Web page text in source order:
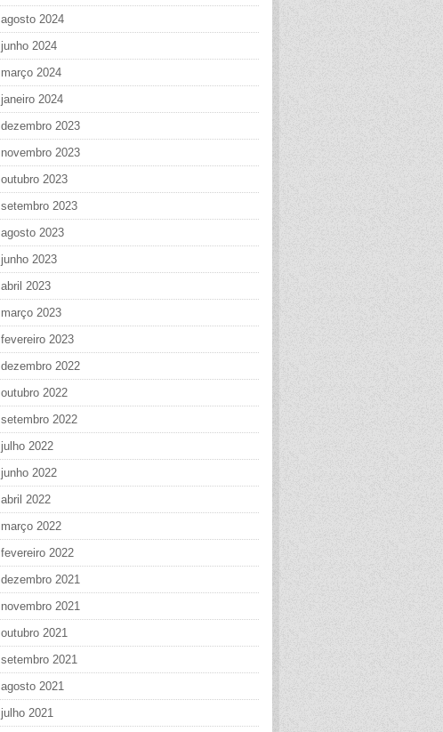
agosto 2024
junho 2024
março 2024
janeiro 2024
dezembro 2023
novembro 2023
outubro 2023
setembro 2023
agosto 2023
junho 2023
abril 2023
março 2023
fevereiro 2023
dezembro 2022
outubro 2022
setembro 2022
julho 2022
junho 2022
abril 2022
março 2022
fevereiro 2022
dezembro 2021
novembro 2021
outubro 2021
setembro 2021
agosto 2021
julho 2021